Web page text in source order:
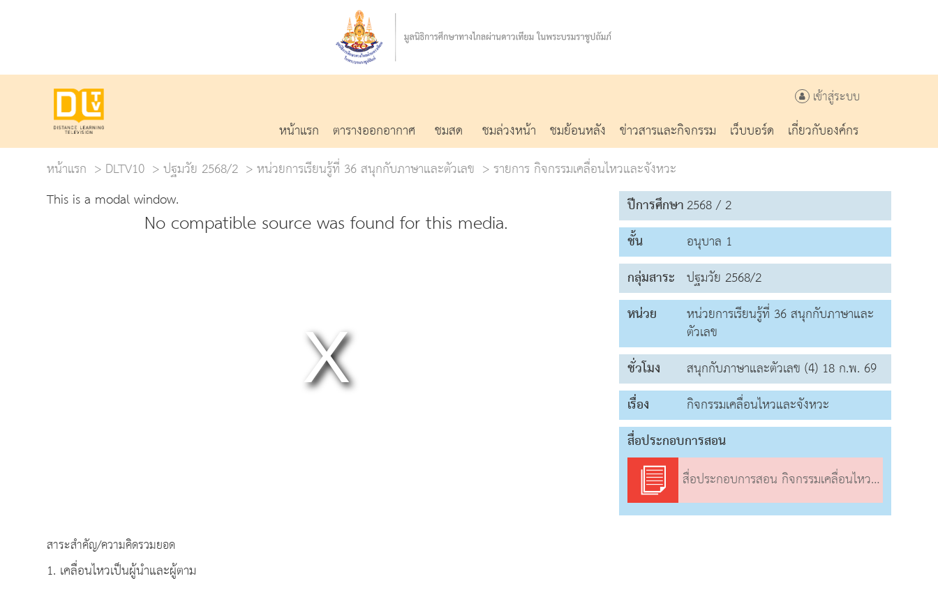
เข้าสู่ระบบ
หน้าแรก ตารางออกอากาศ ชมสด ชมล่วงหน้า ชมย้อนหลัง ข่าวสารและกิจกรรม เว็บบอร์ด
เกี่ยวกับองค์กร
หน้าแรก
DLTV10 ปฐมวัย 2568/2 หน่วยการเรียนรู้ที่ 36 สนุกกับภาษาและตัวเลข
รายการ กิจกรรมเคลื่อนไหวและจังหวะ
This is a modal window.
No compatible source was found for this media.
สาระสำคัญ/ความคิดรวมยอด
1. เคลื่อนไหวเป็นผู้นำและผู้ตาม
ปีการศึกษา2568 / 2
ชั้น
อนุบาล 1
กลุ่มสาระ ปฐมวัย 2568/2
หน่วย
หน่วยการเรียนรู้ที่ 36 สนุกกับภาษาและ
ตัวเลข
ชั่วโมง
สนุกกับภาษาและตัวเลข (4) 18 ก.พ. 69
เรื่อง
กิจกรรมเคลื่อนไหวและจังหวะ
สื่อประกอบการสอน
สื่อประกอบการสอน กิจกรรมเคลื่อนไหวและจังหวะ